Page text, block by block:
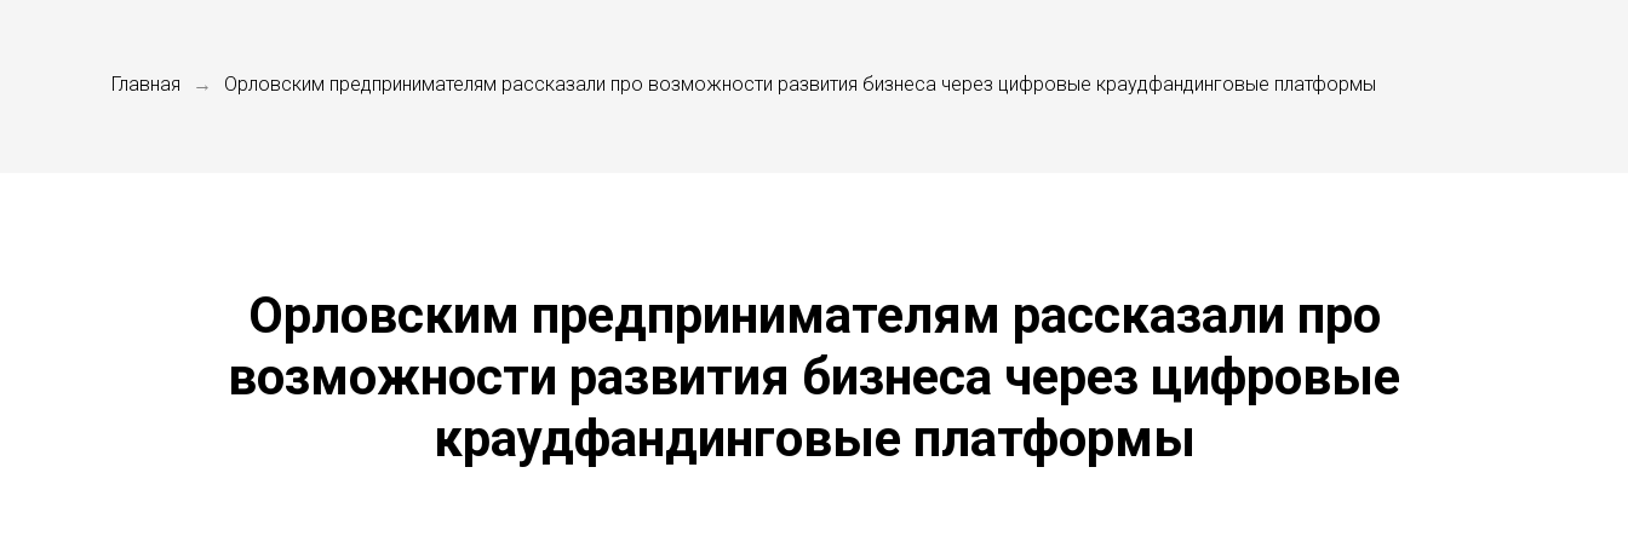
Главная → Орловским предпринимателям рассказали про возможности развития бизнеса через цифровые краудфандинговые платформы
Орловским предпринимателям рассказали про
возможности развития бизнеса через цифровые
краудфандинговые платформы